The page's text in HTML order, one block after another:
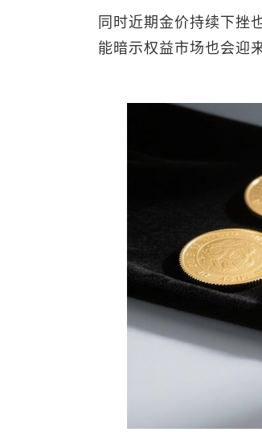
同时近期金价持续下挫
能暗示权益市场也会迎